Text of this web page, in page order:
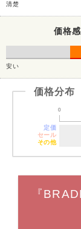
清楚
価格感
安い
価格分布
0
定価
セール
その他
『